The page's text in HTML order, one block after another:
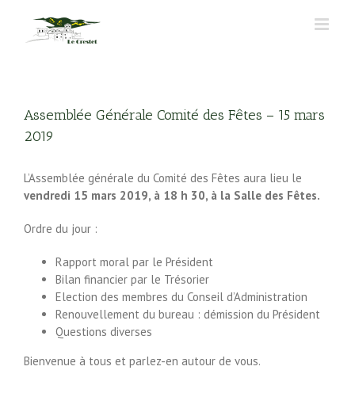
contenu
Assemblée Générale Comité des Fêtes – 15 mars
2019
L’Assemblée générale du Comité des Fêtes aura lieu le
vendredi 15 mars 2019, à 18 h 30, à la Salle des Fêtes.
Ordre du jour :
Rapport moral par le Président
Bilan financier par le Trésorier
Election des membres du Conseil d’Administration
Renouvellement du bureau : démission du Président
Questions diverses
Bienvenue à tous et parlez-en autour de vous.